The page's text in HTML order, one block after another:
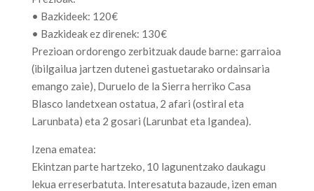
• Bazkideek: 120€
• Bazkideak ez direnek: 130€
Prezioan ordorengo zerbitzuak daude barne: garraioa
(ibilgailua jartzen dutenei gastuetarako ordainsaria
emango zaie), Duruelo de la Sierra herriko Casa
Blasco landetxean ostatua, 2 afari (ostiral eta
Larunbata) eta 2 gosari (Larunbat eta Igandea).
Izena ematea:
Ekintzan parte hartzeko, 10 lagunentzako daukagu
lekua erreserbatuta. Interesatuta bazaude, izen eman